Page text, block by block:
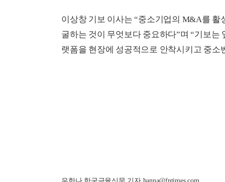
이상창 기보 이사는 “중소기업의 M&A를
굴하는 것이 무엇보다 중요하다”며 “기보
랫폼을 현장에 성공적으로 안착시키고 중